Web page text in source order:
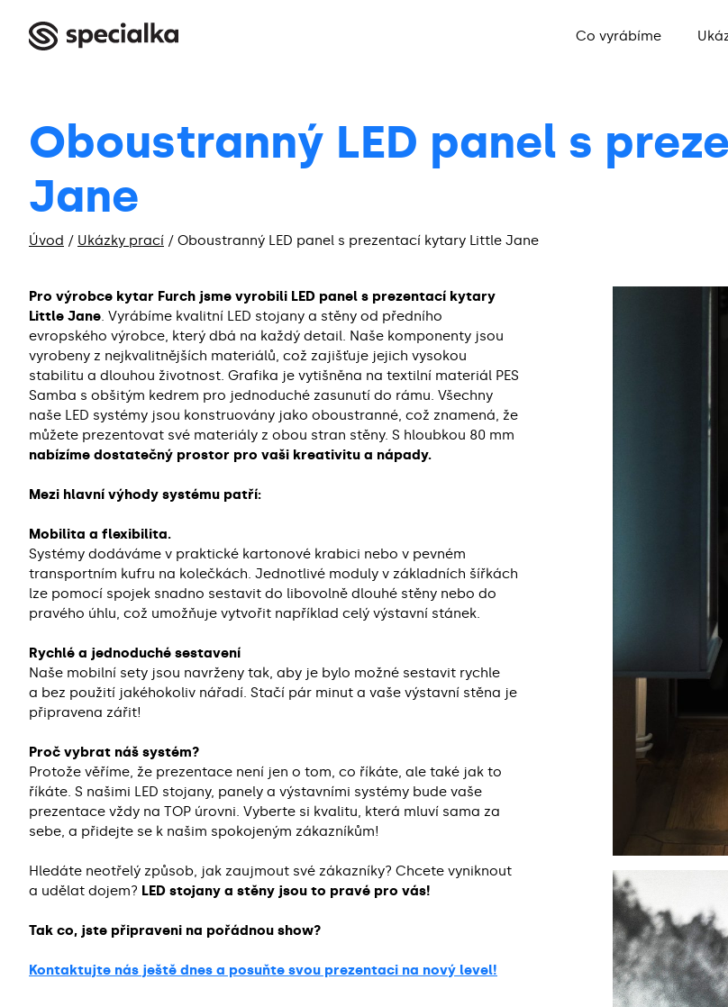
Co vyrábíme
Oboustranný LED panel s
Jane
Úvod / Ukázky prací / Oboustranný LED panel s prezentací kytary Little Jane
Pro výrobce kytar Furch jsme vyrobili LED panel s prezentací kytary
Little Jane. Vyrábíme kvalitní LED stojany a stěny od předního
evropského výrobce, který dbá na každý detail. Naše komponenty jsou
vyrobeny z nejkvalitnějších materiálů, což zajišťuje jejich vysokou
stabilitu a dlouhou životnost. Grafika je vytišněna na textilní materiál PES
Samba s obšitým kedrem pro jednoduché zasunutí do rámu. Všechny
naše LED systémy jsou konstruovány jako oboustranné, což znamená, že
můžete prezentovat své materiály z obou stran stěny. S hloubkou 80 mm
nabízíme dostatečný prostor pro vaši kreativitu a nápady.
Mezi hlavní výhody systému patří:
Mobilita a flexibilita.
Systémy dodáváme v praktické kartonové krabici nebo v pevném
transportním kufru na kolečkách. Jednotlivé moduly v základních šířkách
lze pomocí spojek snadno sestavit do libovolně dlouhé stěny nebo do
pravého úhlu, což umožňuje vytvořit například celý výstavní stánek.
Rychlé a jednoduché sestavení
Naše mobilní sety jsou navrženy tak, aby je bylo možné sestavit rychle
a bez použití jakéhokoliv nářadí. Stačí pár minut a vaše výstavní stěna je
připravena zářit!
Proč vybrat náš systém?
Protože věříme, že prezentace není jen o tom, co říkáte, ale také jak to
říkáte. S našimi LED stojany, panely a výstavními systémy bude vaše
prezentace vždy na TOP úrovni. Vyberte si kvalitu, která mluví sama za
sebe, a přidejte se k našim spokojeným zákazníkům!
Hledáte neotřelý způsob, jak zaujmout své zákazníky? Chcete vyniknout
a udělat dojem? LED stojany a stěny jsou to pravé pro vás!
Tak co, jste připraveni na pořádnou show?
Kontaktujte nás ještě dnes a posuňte svou prezentaci na nový level!